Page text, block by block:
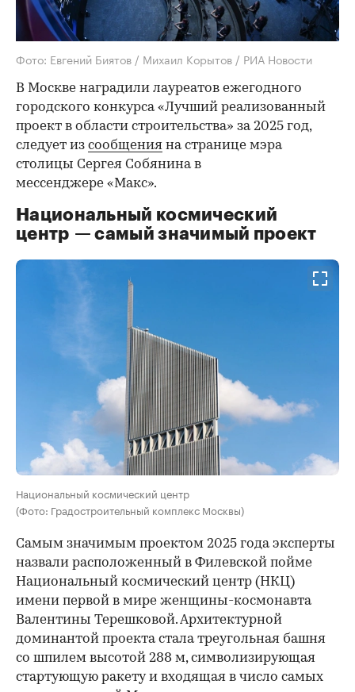
Фото: Евгений Биятов / Михаил Корытов / РИА Новости
В Москве наградили лауреатов ежегодного
городского конкурса «Лучший реализованный
проект в области строительства» за 2025 год,
следует из сообщения на странице мэра
столицы Сергея Собянина в
мессенджере «Макс».
Национальный космический
центр — самый значимый проект
Национальный космический центр
(Фото: Градостроительный комплекс Москвы)
Самым значимым проектом 2025 года эксперты
назвали расположенный в Филевской пойме
Национальный космический центр (НКЦ)
имени первой в мире женщины-космонавта
Валентины Терешковой. Архитектурной
доминантой проекта стала треугольная башня
со шпилем высотой 288 м, символизирующая
стартующую ракету и входящая в число самых